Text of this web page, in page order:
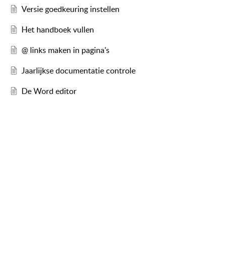
Versie goedkeuring instellen
Het handboek vullen
@ links maken in pagina's
Jaarlijkse documentatie controle
De Word editor